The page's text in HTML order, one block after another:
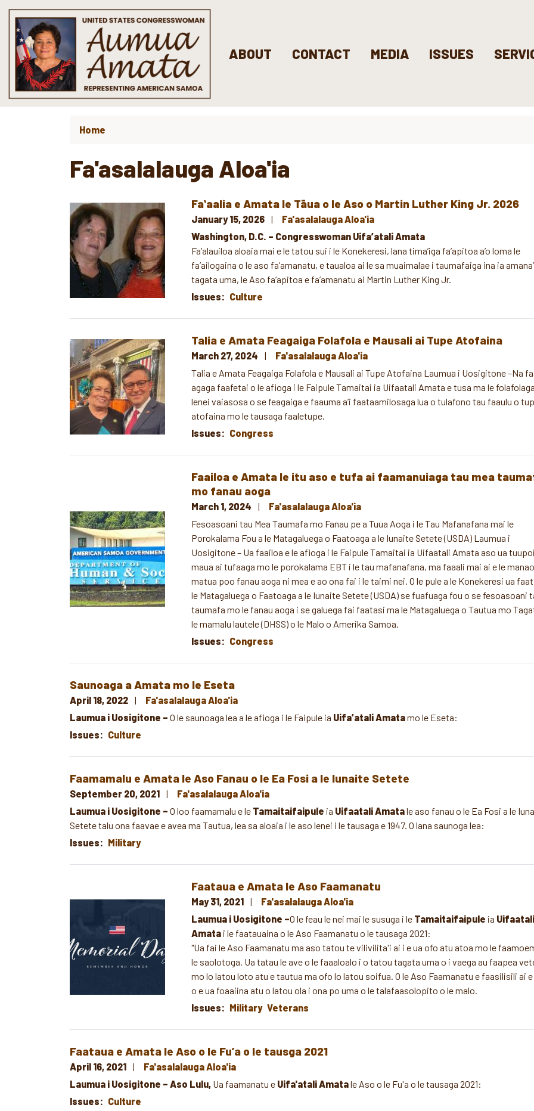
Skip
main
content
ABOUT CONTACT MEDIA ISSUES
Home
Fa'asalalauga Aloa'ia
Image Faʻaalia e Amata le Tāua o le Aso o Martin Luther King Jr. 2026
January 15, 2026
Fa'asalalauga Aloa'ia
Washington, D.C. – Congresswoman Uifa’atali Amata
Fa’alauiloa aloaia mai e le tatou sui i le Konekeresi, lana tima’iga fa’apitoa a’o loma le
fa’ailogaina o le aso fa’amanatu, e taualoa ai le sa muaimalae i taumafaiga ina ia
tagata uma, le Aso fa’apitoa e fa’amanatu ai Martin Luther King Jr.
Issues: Culture
Image Talia e Amata Feagaiga Folafola e Mausali ai Tupe Atofaina
March 27, 2024
Fa'asalalauga Aloa'ia
Talia e Amata Feagaiga Folafola e Mausali ai Tupe Atofaina Laumua i Uosigitone –Na
agaga faafetai o le afioga i le Faipule Tamaitai ia Uifaatali Amata e tusa ma le
lenei vaiasosa o se feagaiga e faauma a’i faataamilosaga lua o tulafono tau faaulu o
atofaina mo le tausaga faaletupe.
Issues: Congress
Image
Faailoa e Amata le itu aso e tufa ai faamanuiaga tau mea
mo fanau aoga
March 1, 2024
Fa'asalalauga Aloa'ia
Fesoasoani tau Mea Taumafa mo Fanau pe a Tuua Aoga i le Tau Mafanafana mai le
Porokalama Fou a le Matagaluega o Faatoaga a le Iunaite Setete (USDA) Laumua i
Uosigitone – Ua faailoa e le afioga i le Faipule Tamaitai ia Uifaatali Amata aso ua
maua ai tufaaga mo le porokalama EBT i le tau mafanafana, ma faaali mai ai e le
matua poo fanau aoga ni mea e ao ona fai i le taimi nei. O le pule a le Konekeresi ua
le Matagaluega o Faatoaga a le Iunaite Setete (USDA) se fuafuaga fou o se fesoasoani
taumafa mo le fanau aoga i se galuega fai faatasi ma le Matagaluega o Tautua mo
le mamalu lautele (DHSS) o le Malo o Amerika Samoa.
Issues: Congress
Saunoaga a Amata mo le Eseta
April 18, 2022
Fa'asalalauga Aloa'ia
Laumua i Uosigitone – O le saunoaga lea a le afioga i le Faipule ia Uifa’atali Amatamo le Eseta:
Issues: Culture
Faamamalu e Amata le Aso Fanau o le Ea Fosi a le Iunaite Setete
September 20, 2021
Fa'asalalauga Aloa'ia
Laumua i Uosigitone – O loo faamamalu e le Tamaitaifaipule ia Uifaatali Amatale aso fanau o le Ea Fosi a le
Setete talu ona faavae e avea ma Tautua, lea sa aloaia i le aso lenei i le tausaga e 1947. O lana saunoga lea:
Issues: Military
Faataua e Amata le Aso Faamanatu
May 31, 2021
Fa'asalalauga Aloa'ia
Laumua i Uosigitone –O le feau le nei mai le susuga i le Tamaitaifaipule ia Uifaatali
Amata i le faatauaina o le Aso Faamanatu o le tausaga 2021:
"Ua fai le Aso Faamanatu ma aso tatou te vilivilita'i ai i e ua ofo atu atoa mo le
le saolotoga. Ua tatau le ave o le faaaloalo i o tatou tagata uma o i vaega au faapea
mo lo latou loto atu e tautua ma ofo lo latou soifua. O le Aso Faamanatu e faasilisili ai
o e ua foaaiina atu o latou ola i ona po uma o le talafaasolopito o le malo.
Issues: Military Veterans
Faataua e Amata le Aso o le Fu’a o le tausga 2021
April 16, 2021
Fa'asalalauga Aloa'ia
Laumua i Uosigitone – Aso Lulu, Ua faamanatu e Uifa'atali Amatale Aso o le Fu'a o le tausaga 2021:
Issues: Culture